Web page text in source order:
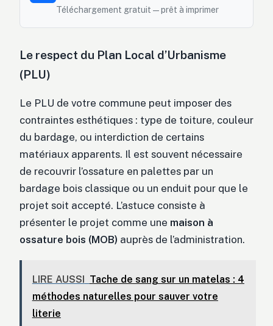
Téléchargement gratuit — prêt à imprimer
Le respect du Plan Local d’Urbanisme
(PLU)
Le PLU de votre commune peut imposer des
contraintes esthétiques : type de toiture, couleur
du bardage, ou interdiction de certains
matériaux apparents. Il est souvent nécessaire
de recouvrir l’ossature en palettes par un
bardage bois classique ou un enduit pour que le
projet soit accepté. L’astuce consiste à
présenter le projet comme une maison à
ossature bois (MOB) auprès de l’administration.
LIRE AUSSI Tache de sang sur un matelas : 4
méthodes naturelles pour sauver votre
literie